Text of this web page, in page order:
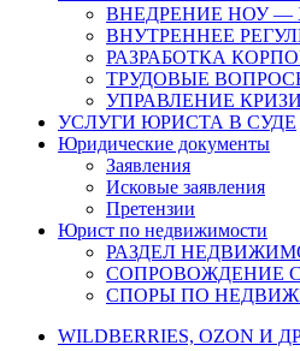
ВНЕДРЕНИЕ НОУ —
ВНУТРЕННЕЕ
РАЗРАБОТКА
ТРУДОВЫЕ
УПРАВЛЕНИЕ
УСЛУГИ ЮРИСТА В СУДЕ
Юридические документы
Заявления
Исковые заявления
Претензии
Юрист по недвижимости
РАЗДЕЛ
СОПРОВОЖДЕНИЕ
СПОРЫ ПО
WILDBERRIES, OZON И